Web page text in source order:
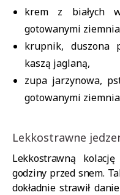
krem z białych
gotowanymi
krupnik, duszona
kaszą jaglaną,
zupa jarzynowa,
gotowanymi
Lekkostrawne
Lekkostrawną
godziny przed snem.
dokładnie strawił